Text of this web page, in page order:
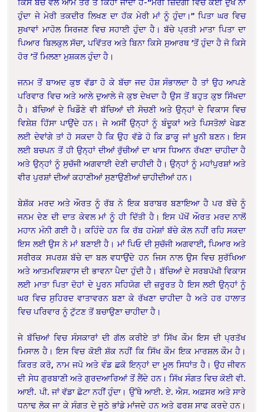
ਕਿਸੇ ਬੱਚੇ ਵੱਲੋਂ ਆਮ ਤੋਰ ਤੇ ਕਿਹਾ ਜਾਂਦਾ ਹੈ-“ਮੇਰੀ ਜ਼ਿੰਦਗੀ ਵਿਚ ਕੋਈ ਦੁੱਖ ਨਾ
ਹੁੰਦਾ ਜੇ ਮੇਰੀ ਤਕਦੀਰ ਲਿਖਣ ਦਾ ਹੱਕ ਮੇਰੀ ਮਾਂ ਨੂੰ ਹੁੰਦਾ।” ਪਿਤਾ ਘਰ ਵਿਚ
ਸੁਖਾਵਾਂ ਮਾਹੋਲ ਸਿਰਜਣ ਵਿਚ ਸਹਾਈ ਹੁੰਦਾ ਹੈ। ਬੱਚੇ ਪ੍ਰਤੀ ਮਾਤਾ ਪਿਤਾ ਦਾ
ਪਿਆਰ ਬਿਲਕੁਲ ਸੱਚਾ, ਪਵਿੱਤਰ ਅਤੇ ਬਿਨਾ ਕਿਸੇ ਸੁਆਰਥ ’ਤੋਂ ਹੁੰਦਾ ਹੈ ਜੋ ਕਿਸੇ
ਹੋਰ ’ਤੋਂ ਮਿਲਣਾ ਮੁਸ਼ਕਲ ਹੁੰਦਾ ਹੈ।
ਜਨਮ ਤੋਂ ਬਾਅਦ ਕੁਝ ਵੱਡਾ ਹੋ ਕੇ ਬੱਚਾ ਜਦ ਹੋਸ਼ ਸੰਭਾਲਦਾ ਹੈ ਤਾਂ ਉਹ ਆਪਣੇ
ਪਰਿਵਾਰ ਵਿਚ ਅਤੇ ਆਲੇ ਦੁਆਲੇ ਜੋ ਕੁਝ ਦੇਖਦਾ ਹੈ ਉਸ ਤੋਂ ਬਹੁਤ ਕੁਝ ਸਿੱਖਦਾ
ਹੈ। ਬੱਚਿਆਂ ਦੇ ਖਿਡੌਣੇ ਵੀ ਬੱਚਿਆਂ ਦੀ ਸੋਚਣੀ ਅਤੇ ਉਨ੍ਹਾਂ ਦੇ ਵਿਕਾਸ ਵਿਚ
ਵਿਸ਼ੇਸ਼ ਹਿੱਸਾ ਪਾਉਂਦੇ ਹਨ। ਜੇ ਅਸੀਂ ਉਨ੍ਹਾਂ ਨੂੰ ਬੰਦੂਕਾਂ ਅਤੇ ਪਿਸਤੋਲਾਂ ਖੇਡਣ
ਲਈ ਦੇਵਾਂਗੇ ਤਾਂ ਹੋ ਸਕਦਾ ਹੈ ਕਿ ਉਹ ਵੱਡੇ ਹੋ ਕਿ ਡਾਕੂ ਜਾਂ ਖ਼ੂਨੀ ਬਣਨ। ਇਸ
ਲਈ ਬਚਪਨ ਤੋਂ ਹੀ ਉਨ੍ਹਾਂ ਦੀਆਂ ਰੁੱਚੀਆਂ ਦਾ ਖਾਸ ਧਿਆਨ ਰੱਖਣਾ ਚਾਹੀਦਾ ਹੈ
ਅਤੇ ਉਨ੍ਹਾਂ ਨੂੰ ਸੁਚੱਜੀ ਅਗਵਾਈ ਦੇਣੀ ਚਾਹੀਦੀ ਹੈ। ਉਨ੍ਹਾਂ ਨੂੰ ਮਹਾਂਪੁਰਸ਼ਾਂ ਅਤੇ
ਵੀਰ ਪੁਰਸ਼ਾਂ ਦੀਆਂ ਕਹਾਣੀਆਂ ਸੁਣਾਉਣੀਆਂ ਚਾਹੀਦੀਆਂ ਹਨ।
ਬੇਸ਼ੱਕ ਮਰਦ ਅਤੇ ਔਰਤ ਨੂੰ ਰੱਬ ਨੇ ਇਕ ਬਰਾਬਰ ਬਣਾਇਆ ਹੈ ਪਰ ਬੱਚੇ ਨੂੰ
ਜਨਮ ਦੇਣ ਦੀ ਦਾਤ ਕੇਵਲ ਮਾਂ ਨੂੰ ਹੀ ਦਿੱਤੀ ਹੈ। ਇਸ ਪੱਖੋਂ ਔਰਤ ਮਰਦ ਨਾਲੋਂ
ਮਹਾਨ ਮੰਨੀ ਗਈ ਹੈ। ਕਹਿੰਦੇ ਹਨ ਕਿ ਰੱਬ ਹਮੇਸ਼ਾਂ ਬੱਚੇ ਕੋਲ ਨਹੀਂ ਰਹਿ ਸਕਦਾ
ਇਸ ਲਈ ਉਸ ਨੇ ਮਾਂ ਬਣਾਈ ਹੈ। ਮਾਂ ਪਿਓ ਦੀ ਸੁਚੱਜੀ ਅਗਵਾਈ, ਪਿਆਰ ਅਤੇ
ਸਰੀਰਕ ਸਪਰਸ਼ ਬੱਚੇ ਦਾ ਬਲ ਵਧਾਉਂਦੇ ਹਨ ਜਿਸ ਨਾਲ ਉਸ ਵਿਚ ਸੁਰੱਖਿਆ
ਅਤੇ ਆਤਮਵਿਸ਼ਵਾਸ ਦੀ ਭਾਵਨਾ ਪੈਦਾ ਹੁੰਦੀ ਹੈ। ਬੱਚਿਆਂ ਦੇ ਸਰਬਪੱਖੀ ਵਿਕਾਸ
ਲਈ ਮਾਤਾ ਪਿਤਾ ਦੋਹਾਂ ਦੇ ਪੂਰਨ ਸਹਿਯੋਗ ਦੀ ਜ਼ਰੂਰਤ ਹੈ ਇਸ ਲਈ ਉਨ੍ਹਾਂ ਨੂੰ
ਘਰ ਵਿਚ ਸੁਹਿਰਦ ਵਾਤਾਵਰਨ ਬਣਾ ਕੇ ਰੱਖਣਾ ਚਾਹੀਦਾ ਹੈ ਅਤੇ ਹਰ ਹਾਲਾਤ
ਵਿਚ ਪਰਿਵਾਰ ਨੂੰ ਟੁੱਟਣ ਤੋਂ ਬਚਾਉਣਾ ਚਾਹੀਦਾ ਹੈ।
ਜੇ ਬੱਚਿਆਂ ਵਿਚ ਸੰਸਕਾਰਾਂ ਦੀ ਗੱਲ ਕਰੀਏ ਤਾਂ ਸਿੱਖ ਕੌਮ ਇਸ ਦੀ ਪ੍ਰਤੱਖ
ਮਿਸਾਲ ਹੈ। ਇਸ ਵਿਚ ਕੋਈ ਸ਼ੱਕ ਨਹੀਂ ਕਿ ਸਿੱਖ ਕੌਮ ਇਕ ਮਾਰਸ਼ਲ ਕੌਮ ਹੈ।
ਕਿਰਤ ਕਰੋ, ਨਾਮ ਜਪੋ ਅਤੇ ਵੰਡ ਛਕੋ ਇਨ੍ਹਾਂ ਦਾ ਮੂਲ ਸਿਧਾਂਤ ਹੈ। ਉਹ ਜੀਵਨ
ਦੀ ਸੇਧ ਗੁਰਬਾਣੀ ਅਤੇ ਗੁਰਦਆਰਿਆਂ ਤੋਂ ਲੈਂਦੇ ਹਨ। ਸਿੱਖ ਸੰਗਤ ਵਿਚ ਕੋਈ ਵੀ.
ਆਈ. ਪੀ. ਜਾਂ ਵੱਡਾ ਛੋਟਾ ਨਹੀਂ ਹੁੰਦਾ। ਉੱਥੇ ਆਈ. ਏ. ਐਸ. ਅਫ਼ਸਰ ਅਤੇ ਸਾਰੇ
ਧਨਾਢ ਲੋਕ ਜਾ ਕੇ ਸੰਗਤ ਦੇ ਜੂਠੇ ਭਾਂਡੇ ਮਾਂਜਦੇ ਹਨ ਅਤੇ ਫਰਸ਼ ਸਾਫ ਕਰਦੇ ਹਨ।